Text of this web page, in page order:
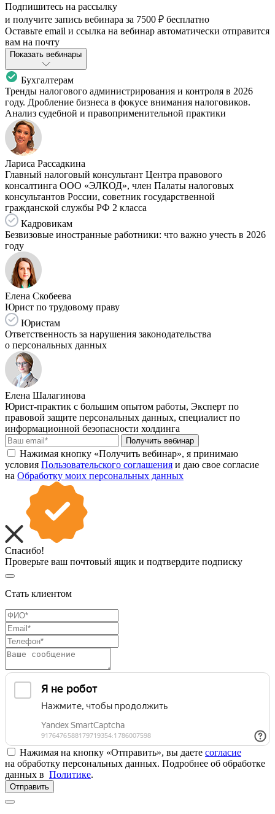
Подпишитесь на рассылку
и получите запись вебинара за 7500 ₽ бесплатно
Оставьте email и ссылка на вебинар автоматически отправится
вам на почту
Показать вебинары
Бухгалтерам
Тренды налогового администрирования и контроля в 2026
году. Дробление бизнеса в фокусе внимания налоговиков.
Анализ судебной и правоприменительной практики
Лариса Рассадкина
Главный налоговый консультант Центра правового
консалтинга ООО «ЭЛКОД», член Палаты налоговых
консультантов России, советник государственной
гражданской службы РФ 2 класса
Кадровикам
Безвизовые иностранные работники: что важно учесть в 2026
году
Елена Скобеева
Юрист по трудовому праву
Юристам
Ответственность за нарушения законодательства
о персональных данных
Елена Шалагинова
Юрист-практик с большим опытом работы, Эксперт по
правовой защите персональных данных, специалист по
информационной безопасности холдинга
Получить вебинар
Нажимая кнопку «Получить вебинар», я принимаю
условия Пользовательского соглашения и даю свое согласие
на Обработку моих персональных данных
Спасибо!
Проверьте ваш почтовый ящик и подтвердите подписку
Стать клиентом
Нажимая на кнопку «Отправить», вы даете согласие
на обработку персональных данных. Подробнее об обработке
данных в Политике.
Отправить